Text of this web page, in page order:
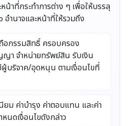
น้าที่กระทำการต่าง ๆ เพื่อให้บรรลุ
อำนาจและหน้าที่ให้รวมถึง
อกรรมสิทธิ์ ครอบครอง
า จำหน่ายทรัพย์สิน รับเงิน
บริจาค/อุดหนุน ตามเงื่อนไขที่
ยม ค่าบำรุง ค่าตอบแทน และค่า
นดเงื่อนไขดังกล่าว